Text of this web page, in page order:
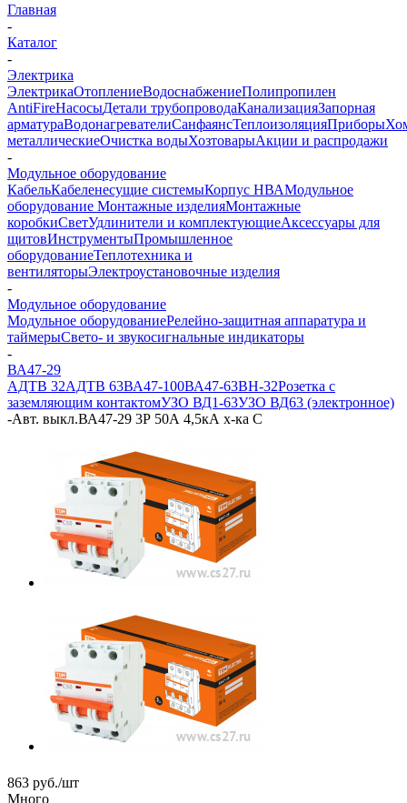
Главная
-
Каталог
-
Электрика
ЭлектрикаОтоплениеВодоснабжениеПолипропилен
AntiFireНасосыДетали трубопроводаКанализацияЗапорная
арматураВодонагревателиСанфаянсТеплоизоляцияПриборы
металлическиеОчистка водыХозтоварыАкции и распродажи
-
Модульное оборудование
КабельКабеленесущие системыКорпус НВАМодульное
оборудование Монтажные изделияМонтажные
коробкиСветУдлинители и комплектующиеАксессуары для
щитовИнструментыПромышленное
оборудованиеТеплотехника и
вентиляторыЭлектроустановочные изделия
-
Модульное оборудование
Модульное оборудованиеРелейно-защитная аппаратура и
таймерыСвето- и звукосигнальные индикаторы
-
ВА47-29
АДТВ 32АДТВ 63ВА47-100ВА47-63ВН-32Розетка с
заземляющим контактомУЗО ВД1-63УЗО ВД63 (электронное)
-Авт. выкл.ВА47-29 3Р 50А 4,5кА х-ка С
863 руб./шт
Много